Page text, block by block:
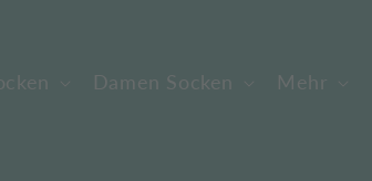
Damen Socken Mehr